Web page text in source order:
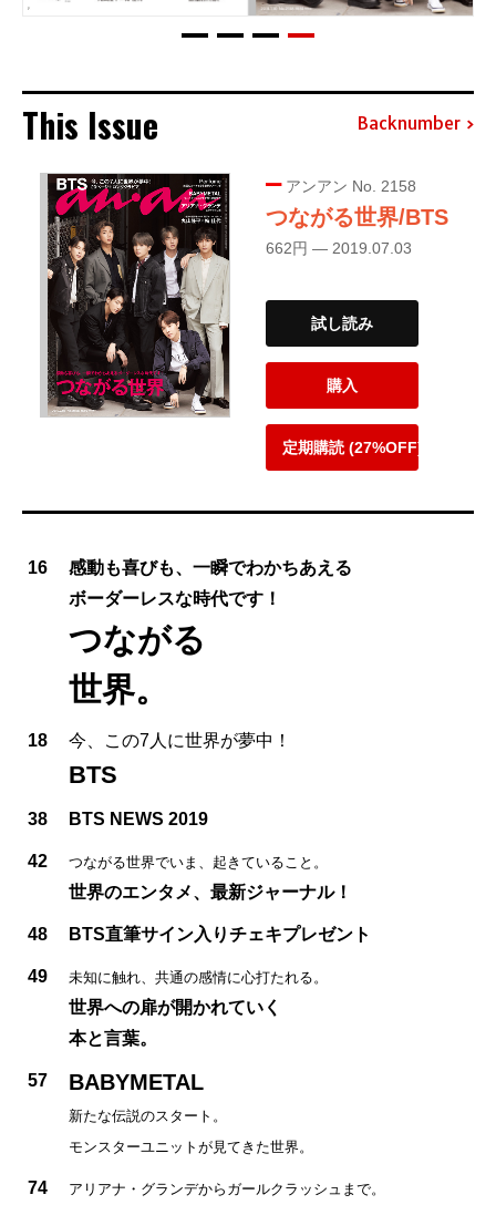
This Issue Backnumber
アンアン No. 2158
つながる世界/BTS
662円 — 2019.07.03
試し読み
購入
定期購読 (27%OFF)
16
感動も喜びも、一瞬でわかちあえる
ボーダーレスな時代です！
つながる
世界。
18 今、この7人に世界が夢中！
BTS
38 BTS NEWS 2019
42 つながる世界でいま、起きていること。
世界のエンタメ、最新ジャーナル！
48 BTS直筆サイン入りチェキプレゼント
49 未知に触れ、共通の感情に心打たれる。
世界への扉が開かれていく
本と言葉。
57 BABYMETAL
新たな伝説のスタート。
モンスターユニットが見てきた世界。
74 アリアナ・グランデからガールクラッシュまで。